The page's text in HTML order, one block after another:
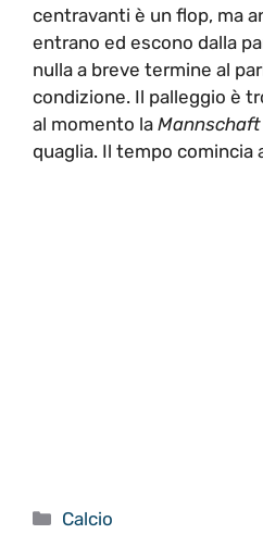
centravanti è un flop, ma
entrano ed escono dalla
nulla a breve termine al
condizione. Il palleggio è
al momento la Mannschaft
quaglia. Il tempo comincia
Categorie
Calcio